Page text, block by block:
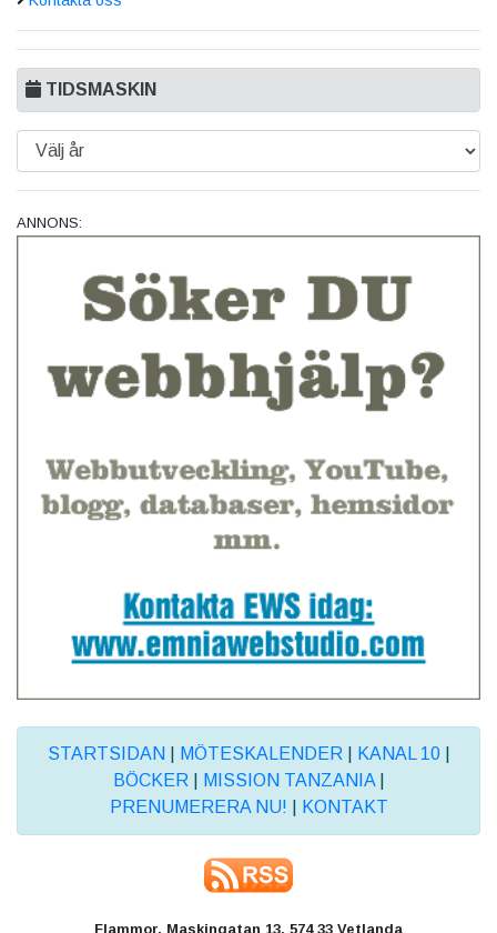
TIDSMASKIN
ANNONS:
STARTSIDAN MÖTESKALENDER KANAL 10|
BÖCKER
MISSION TANZANIA|
PRENUMERERA NU!
KONTAKT
Flammor, Maskingatan 13, 574 33 Vetlanda